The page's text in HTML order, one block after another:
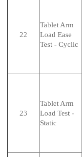
22
Tablet Arm
Load Ease
Test - Cyclic
23
Tablet Arm
Load Test -
Static